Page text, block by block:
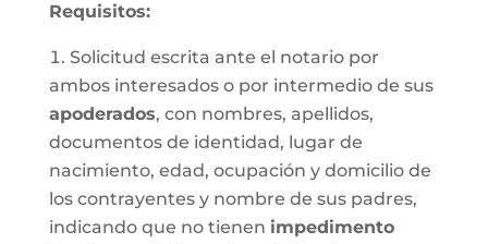
Requisitos:
Solicitud escrita ante el notario por
ambos interesados o por intermedio de sus
apoderados, con nombres, apellidos,
documentos de identidad, lugar de
nacimiento, edad, ocupación y domicilio de
los contrayentes y nombre de sus padres,
indicando que no tienen impedimento